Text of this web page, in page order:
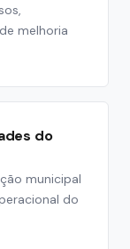
melhoria
do
municipal
do